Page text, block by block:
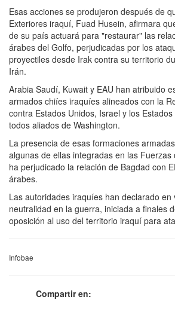
Esas acciones se produjeron después de
Exteriores iraquí, Fuad Husein, afirmara
de su país actuará para "restaurar" las
árabes del Golfo, perjudicadas por los
proyectiles desde Irak contra su territorio
Irán.
Arabia Saudí, Kuwait y EAU han atribuido
armados chiíes iraquíes alineados con la
contra Estados Unidos, Israel y los
todos aliados de Washington.
La presencia de esas formaciones
algunas de ellas integradas en las Fuerzas
ha perjudicado la relación de Bagdad con
árabes.
Las autoridades iraquíes han declarado en
neutralidad en la guerra, iniciada a finales
oposición al uso del territorio iraquí para
Infobae
Compartir en: